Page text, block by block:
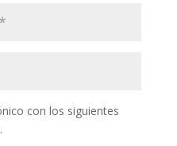
con los siguientes